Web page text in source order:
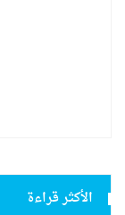
الأكثر قراءة